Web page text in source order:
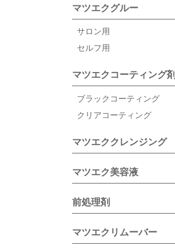
マツエクグルー
サロン用
セルフ用
マツエクコーティング剤
ブラックコーティング
クリアコーティング
マツエククレンジング
マツエク美容液
前処理剤
マツエクリムーバー